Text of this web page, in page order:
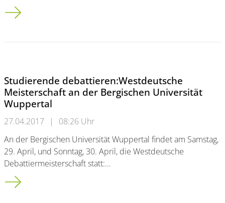
Ringvorlesung zur Theorie und Praxis disziplinärer
Studierende debattieren:Westdeutsche
Meisterschaft an der Bergischen Universität
Wuppertal
27.04.2017 |
08:26 Uhr
An der Bergischen Universität Wuppertal findet am Samstag,
29. April, und Sonntag, 30. April, die Westdeutsche
Debattiermeisterschaft statt:…
Studierende debattieren:<br />Westdeutsche Meisterschaft